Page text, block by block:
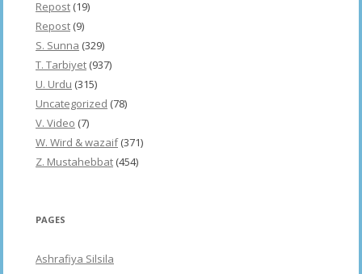
Repost (19)
Repost (9)
S. Sunna (329)
T. Tarbiyet (937)
U. Urdu (315)
Uncategorized (78)
V. Video (7)
W. Wird & wazaif(371)
Z. Mustahebbat (454)
PAGES
Ashrafiya Silsila